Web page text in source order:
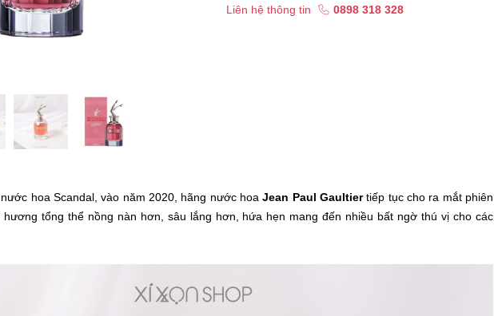
Liên hệ thông tin 0898 318 328
hoa Scandal, vào năm 2020, hãng nước hoaJean Paul Gaultiertiếp tục cho ra mắt phiên
hương tổng thể nồng nàn hơn, sâu lắng hơn, hứa hẹn mang đến nhiều bất ngờ thú vị cho các